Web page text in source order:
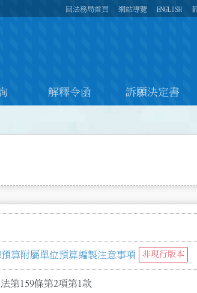
回法務局首頁 網站導覽 ENGLISH
解釋令函 訴願決定書
算附屬單位預算編製注意事項 非現行版本
第159條第2項第1款